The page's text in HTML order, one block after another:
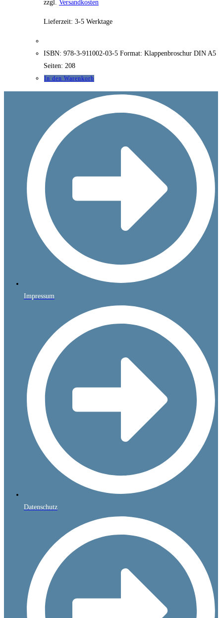
zzgl. Versandkosten
Lieferzeit: 3-5 Werktage
ISBN: 978-3-911002-03-5 Format: Klappenbroschur DIN A5
Seiten: 208
In den Warenkorb
Impressum
Datenschutz